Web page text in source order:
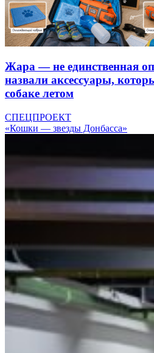
Жара — не единственная
назвали аксессуары,
собаке летом
СПЕЦПРОЕКТ
«Кошки — звезды Донбасса»